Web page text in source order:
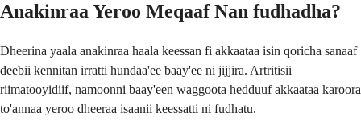
Anakinraa Yeroo Meqaaf Nan fudhadha?
Dheerina yaala anakinraa haala keessan fi akkaataa isin qoricha sanaaf
deebii kennitan irratti hundaa'ee baay'ee ni jijjira. Artritisii
riimatooyidiif, namoonni baay'een waggoota hedduuf akkaataa karoora
to'annaa yeroo dheeraa isaanii keessatti ni fudhatu.